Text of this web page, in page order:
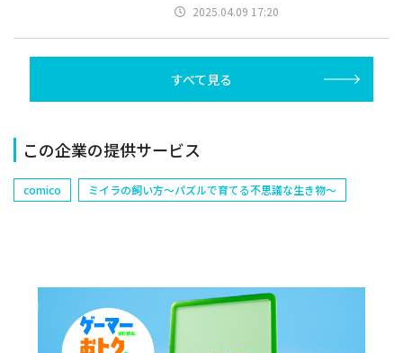
2025.04.09 17:20
すべて見る
この企業の提供サービス
comico ミイラの飼い方～パズルで育てる不思議な生き物～